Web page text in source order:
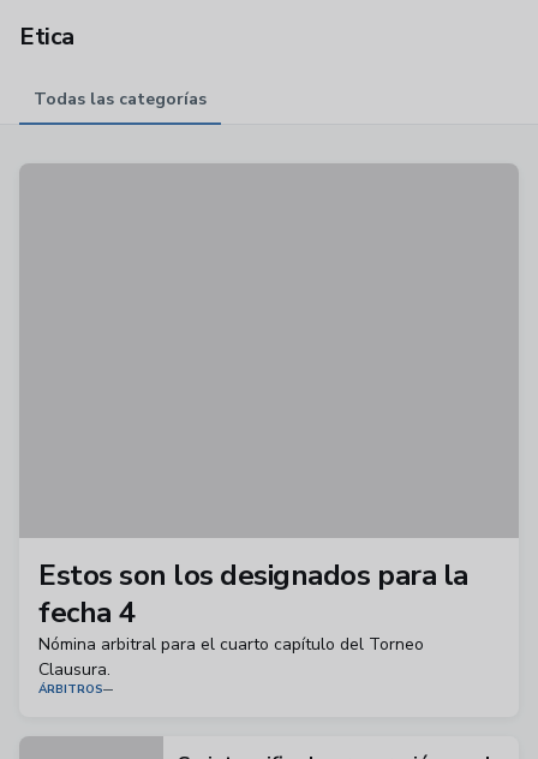
Etica
Todas las categorías
Estos son los designados para la
fecha 4
Nómina arbitral para el cuarto capítulo del Torneo
Clausura.
ÁRBITROS